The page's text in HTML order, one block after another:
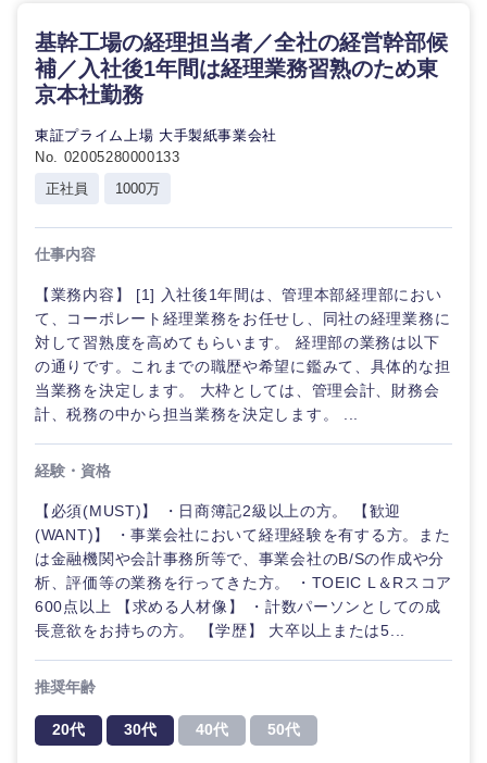
基幹工場の経理担当者／全社の経営幹部候
補／入社後1年間は経理業務習熟のため東
京本社勤務
東証プライム上場 大手製紙事業会社
No. 02005280000133
正社員
1000万
仕事内容
【業務内容】 [1] 入社後1年間は、管理本部経理部におい
て、コーポレート経理業務をお任せし、同社の経理業務に
対して習熟度を高めてもらいます。 経理部の業務は以下
の通りです。これまでの職歴や希望に鑑みて、具体的な担
当業務を決定します。 大枠としては、管理会計、財務会
計、税務の中から担当業務を決定します。 ...
経験・資格
【必須(MUST)】 ・日商簿記2級以上の方。 【歓迎
(WANT)】 ・事業会社において経理経験を有する方。また
は金融機関や会計事務所等で、事業会社のB/Sの作成や分
析、評価等の業務を行ってきた方。 ・TOEIC L＆Rスコア
600点以上 【求める人材像】 ・計数パーソンとしての成
長意欲をお持ちの方。 【学歴】 大卒以上または5...
推奨年齢
20代 30代 40代 50代